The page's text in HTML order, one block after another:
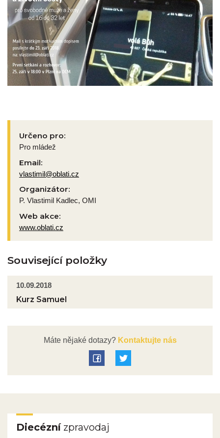
Určeno pro:
Pro mládež
Email:
vlastimil@oblati.cz
Organizátor:
P. Vlastimil Kadlec, OMI
Web akce:
www.oblati.cz
Související položky
10.09.2018
Kurz Samuel
Máte nějaké dotazy?Kontaktujte nás
Diecéznízpravodaj